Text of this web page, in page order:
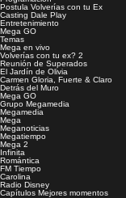
Postula Volverías con tu Ex
Casting Dale Play
Entretenimiento
Mega GO
Temas
Mega en vivo
Volverías con tu ex? 2
Reunión de Superados
El Jardín de Olivia
Carmen Gloria, Fuerte & Claro
Detrás del Muro
Mega GO
Grupo Megamedia
Megamedia
Mega
Meganoticias
Megatiempo
Mega 2
Infinita
Romántica
FM Tiempo
Carolina
Radio Disney
Capítulos Mejores momentos